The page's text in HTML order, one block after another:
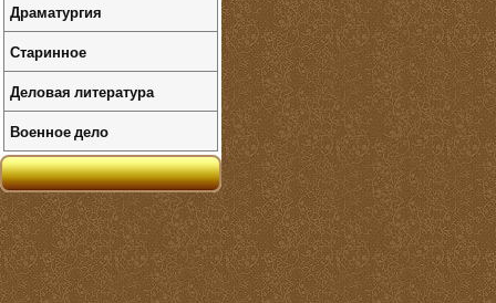
Драматургия
Старинное
Деловая литература
Военное дело